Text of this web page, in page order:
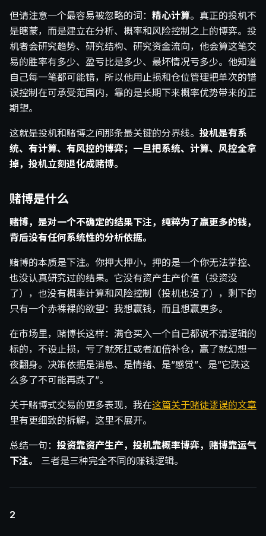
但请注意一个最容易被忽略的词： 精心计算。真正的投机不
是瞎蒙，而是建立在分析、概率和风险控制之上的博弈。投
机者会研究趋势、研究结构、研究资金流向，他会算这笔交
易的胜率有多少、盈亏比是多少、最坏情况亏多少。他知道
自己每一笔都可能错，所以他用止损和仓位管理把单次的错
误控制在可承受范围内，靠的是长期下来概率优势带来的正
期望。
这就是投机和赌博之间那条最关键的分界线。 投机是有系
统、有计算、有风控的博弈；一旦把系统、计算、风控全拿
掉，投机立刻退化成赌博。
赌博是什么
赌博，是对一个不确定的结果下注，纯粹为了赢更多的钱，
背后没有任何系统性的分析依据。
赌博的本质是下注。你押大押小，押的是一个你无法掌控、
也没认真研究过的结果。它没有资产生产价值（投资没
了），也没有概率计算和风险控制（投机也没了），剩下的
只有一个赤裸裸的欲望：我想赢钱，而且想赢更多。
在市场里，赌博长这样：满仓买入一个自己都说不清逻辑的
标的，不设止损，亏了就死扛或者加倍补仓，赢了就幻想一
夜翻身。决策依据是消息、是情绪、是”感觉”、是”它跌这
么多了不可能再跌了”。
关于赌博式交易的更多表现，我在这篇关于赌徒谬误的文章
里有更细致的拆解，这里不展开。
总结一句： 投资靠资产生产，投机靠概率博弈，赌博靠运气
下注。
三者是三种完全不同的赚钱逻辑。
2